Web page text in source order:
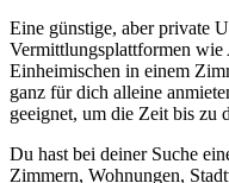
Eine günstige, aber private
Vermittlungsplattformen
Einheimischen in einem
ganz für dich alleine
geeignet, um die Zeit bis zu
Du hast bei deiner Suche
Zimmern, Wohnungen,